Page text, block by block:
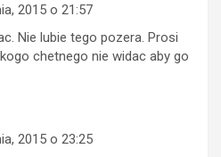
2015 o 21:57
Nie lubie tego pozera. Prosi
chetnego nie widac aby go
2015 o 23:25